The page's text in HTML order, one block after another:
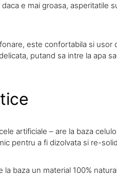
e mai groasa, asperitatile
este confortabila si usor
putand sa intre la apa
artificiale – are la baza
pentru a fi dizolvata si re-
baza un material 100%